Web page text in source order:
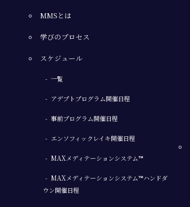
MMSとは
学びのプロセス
スケジュール
一覧
アデプトプログラム開催日程
事前プログラム開催日程
エンソフィックレイキ開催日程
MAXメディテーションシステム™
MAXメディテーションシステム™ハンドダ
ウン開催日程